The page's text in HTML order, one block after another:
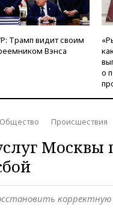
Трамп видит своим
Вэнса
о
Общество Происшествия